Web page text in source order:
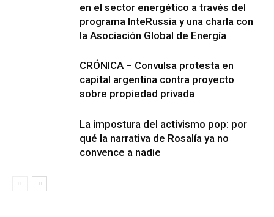
en el sector energético a través del
programa InteRussia y una charla con
la Asociación Global de Energía
CRÓNICA – Convulsa protesta en
capital argentina contra proyecto
sobre propiedad privada
La impostura del activismo pop: por
qué la narrativa de Rosalía ya no
convence a nadie